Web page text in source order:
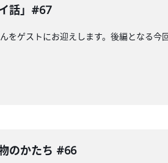
話」#67
をゲストにお迎えします。後編となる
のかたち #66